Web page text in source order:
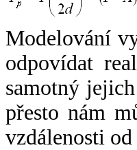
Modelování
odpovídat
samotný
přesto nám
vzdálenosti od